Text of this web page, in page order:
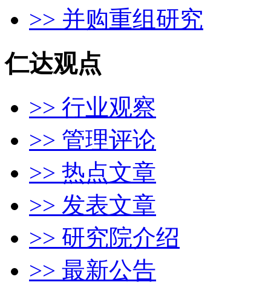
>> 并购重组研究
仁达观点
>> 行业观察
>> 管理评论
>> 热点文章
>> 发表文章
>> 研究院介绍
>> 最新公告